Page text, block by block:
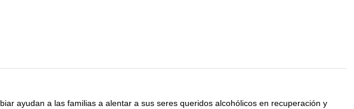
ayudan a las familias a alentar a sus seres queridos alcohólicos en recuperación y